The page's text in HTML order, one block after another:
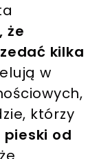
że
kilka
w
którzy
pieski od